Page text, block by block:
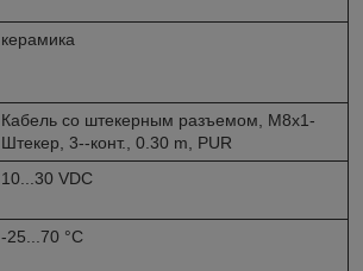
керамика
Кабель со штекерным разъемом, M8x1-
Штекер, 3--конт., 0.30 m, PUR
10...30 VDC
-25...70 °C